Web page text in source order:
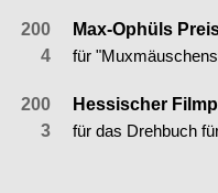
200
4
Max-Ophüls
für
200
3
Hessischer
für das Drehbuch